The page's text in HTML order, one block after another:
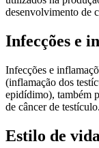
desenvolvimento de
Infecções e
Infecções e
(inflamação dos
epidídimo), também
de câncer de testículo.
Estilo de